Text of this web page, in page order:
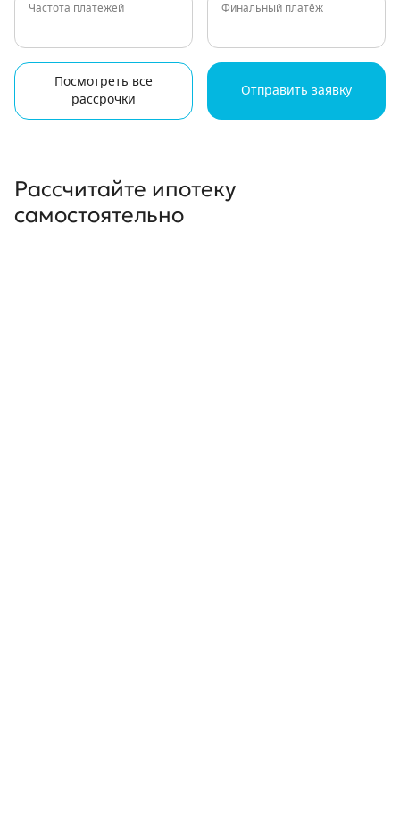
Частота платежей Финальный платёж
Посмотреть все
рассрочки
Отправить заявку
Рассчитайте ипотеку
самостоятельно